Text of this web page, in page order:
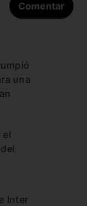
una
el
Inter